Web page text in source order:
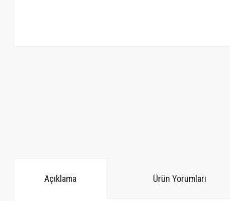
Açıklama Ürün Yorumları